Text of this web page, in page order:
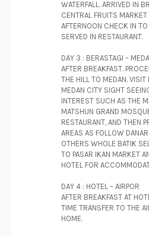
WATERFALL. ARRIVED IN
CENTRAL FRUITS
AFTERNOON CHECK IN
SERVED IN RESTAURANT.
DAY 3 : BERASTAGI –
AFTER BREAKFAST.
THE HILL TO MEDAN. VISIT
MEDAN CITY SIGHT
INTEREST SUCH AS THE
MATSHUN GRAND
RESTAURANT, AND THEN
AREAS AS FOLLOW
OTHERS WHOLE BATIK
TO PASAR IKAN MARKET
HOTEL FOR
DAY 4 : HOTEL – AIRPOR
AFTER BREAKFAST AT
TIME TRANSFER TO THE
HOME.